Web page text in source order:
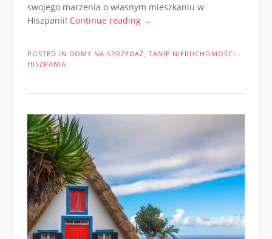
swojego marzenia o własnym mieszkaniu w
Hiszpanii! Continue reading „Poradnik:
tanie
w
zrealizować
swoje
marzenie
o
własnym
mieszkaniu
za
→
POSTED IN DOMY NA SPRZEDAŻ TANIE NIERUCHOMOŚCI -
HISZPANIA